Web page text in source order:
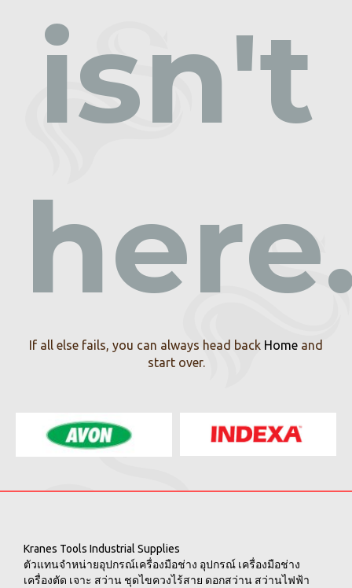
isn't
If all else fails, you can always head back Home and
start over.
Kranes Tools Industrial Supplies
ตัวแทนจำหน่ายอุปกรณ์เครื่องมือช่าง อุปกรณ์ เครื่องมือช่าง
เครื่องตัด เจาะ สว่าน ชุดไขควงไร้สาย ดอกสว่าน สว่านไฟฟ้า